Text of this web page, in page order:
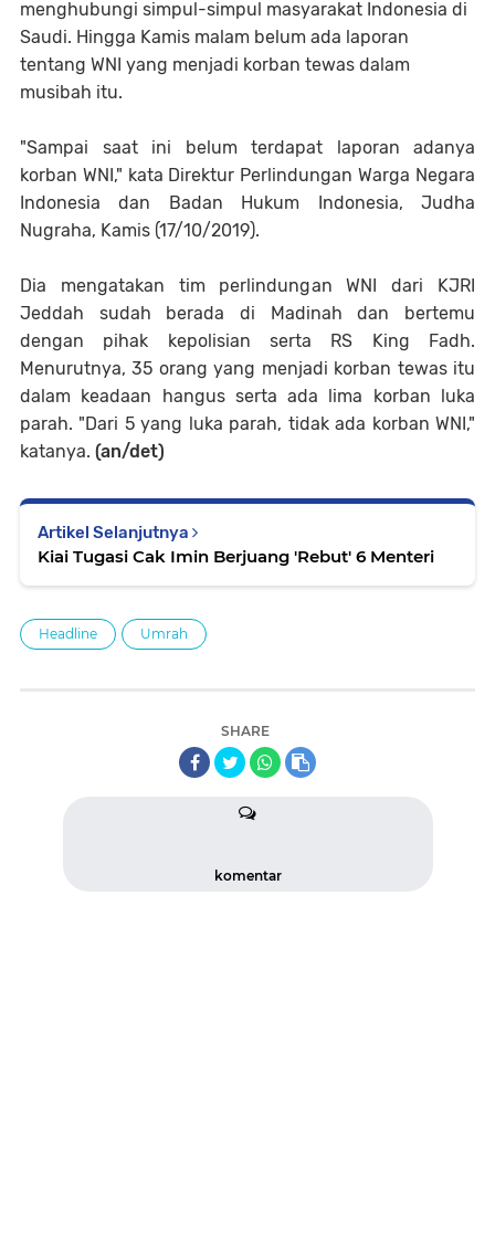
menghubungi simpul-simpul masyarakat Indonesia di
Saudi. Hingga Kamis malam belum ada laporan
tentang WNI yang menjadi korban tewas dalam
musibah itu.
"Sampai saat ini belum terdapat laporan adanya
korban WNI," kata Direktur Perlindungan Warga Negara
Indonesia dan Badan Hukum Indonesia, Judha
Nugraha, Kamis (17/10/2019).
Dia mengatakan tim perlindungan WNI dari KJRI
Jeddah sudah berada di Madinah dan bertemu
dengan pihak kepolisian serta RS King Fadh.
Menurutnya, 35 orang yang menjadi korban tewas itu
dalam keadaan hangus serta ada lima korban luka
parah. "Dari 5 yang luka parah, tidak ada korban WNI,"
katanya. (an/det)
Artikel Selanjutnya
Kiai Tugasi Cak Imin Berjuang 'Rebut' 6 Menteri
Headline Umrah
SHARE
komentar